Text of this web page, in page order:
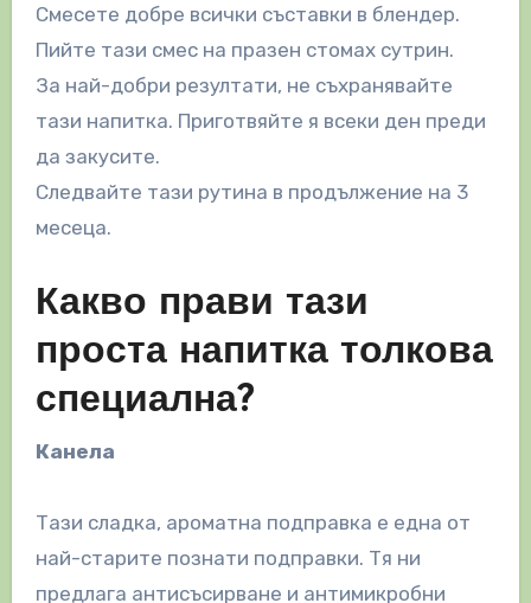
Смесете добре всички съставки в блендер.
Пийте тази смес на празен стомах сутрин.
За най-добри резултати, не съхранявайте
тази напитка. Приготвяйте я всеки ден преди
да закусите.
Следвайте тази рутина в продължение на 3
месеца.
Какво прави тази
проста напитка толкова
специална?
Канела
Тази сладка, ароматна подправка е една от
най-старите познати подправки. Тя ни
предлага антисъсирване и антимикробни